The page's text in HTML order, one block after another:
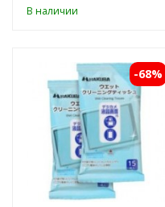
В наличии
-68%